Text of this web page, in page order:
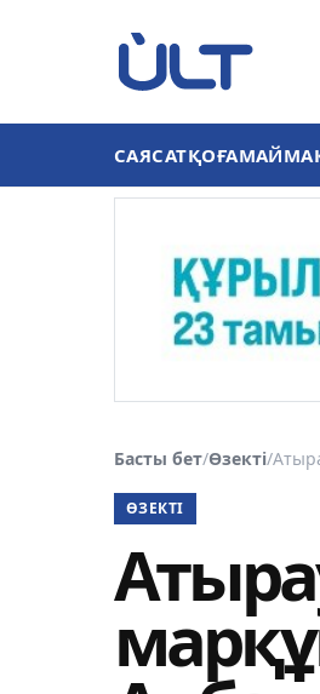
САЯСАТҚОҒАМ
Басты бет/Өзекті/
ӨЗЕКТІ